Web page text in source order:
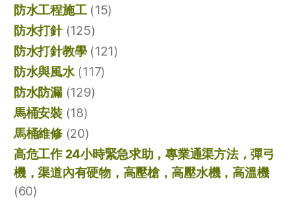
防水工程施工(15)
防水打針(125)
防水打針教學(121)
防水與風水(117)
防水防漏(129)
馬桶安裝(18)
馬桶維修(20)
高危工作 24小時緊急求助，專業通渠方法，彈弓
機，渠道內有硬物，高壓槍，高壓水機，高溫機
(60)